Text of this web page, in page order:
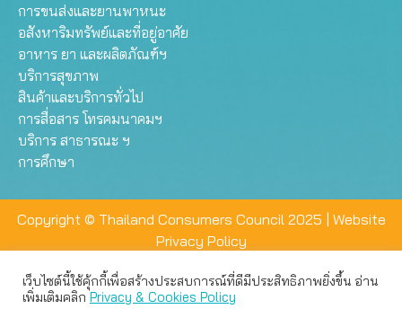
การขนส่งและยานพาหนะ
อสังหาริมทรัพย์และที่อยู่อาศัย
อาหาร ยา และผลิตภัณฑ์ฯ
บริการสุขภาพ
สินค้าและบริการทั่วไป
การสื่อสาร โทรคมนาคมฯ
บริการ สาธารณะ ฯ
การศึกษา
Copyright © Thailand Consumers Council 2025 | Website
Privacy Policy
เว็บไซต์นี้ใช้คุ้กกี้เพื่อสร้างประสบการณ์ที่ดีมีประสิทธิภาพยิ่งขึ้น อ่าน
เพิ่มเติมคลิกPrivacy & Cookies Policy
เว็บไซต์นี้ใช้คุกกี้เพื่อมอบประสบการณ์การใช้งานที่ดีให้แก่ท่าน คุณ